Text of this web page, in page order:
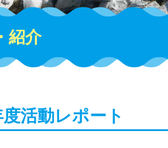
紹介
活動レポート